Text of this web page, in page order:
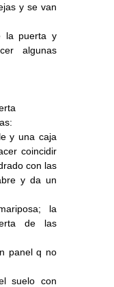
y se van
la puerta y
algunas
y una caja
coincidir
con las
y da un
la
de las
panel q no
suelo con